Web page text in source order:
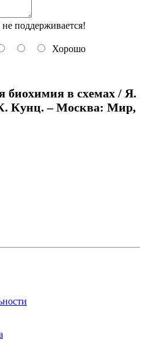
поддерживается!
Хорошо
биохимия в схемах / Я.
Кунц. – Москва: Мир,